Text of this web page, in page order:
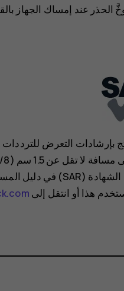
الحذر عند إمساك الجهاز
هذا أو انتقل إلى